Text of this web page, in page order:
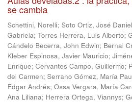
se cambia
Schettini, Norelli; Soto Ortiz, José Daniel
Gabriela; Torres Herrera, Luis Alberto;
Cándelo Becerra, John Edwin; Bernal
Kleber Espinosa, Javier Mauricio;
Enrique; Cervantes Campo, Guillermo;
del Carmen; Serrano Gómez, María
Edgar Andrés; Ossa Vergara, María
Ana Liliana; Herrera Ortega, Viannys;